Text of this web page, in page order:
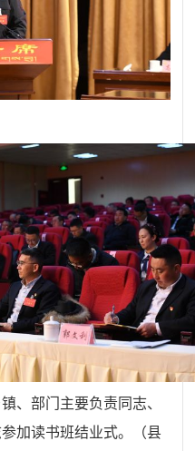
、部门主要负责同志、
加读书班结业式。（县